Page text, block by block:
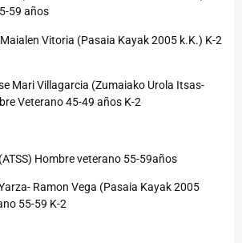
59 años
Vitoria (Pasaia Kayak 2005 k.K.) K-2
Mari Villagarcia (Zumaiako Urola Itsas-
Veterano 45-49 años K-2
Hombre veterano 55-59años
Ramon Vega (Pasaia Kayak 2005
55-59 K-2